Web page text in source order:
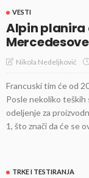
VESTI
Alpin planira
Nikola Nedeljković
Francuski tim će od
Posle nekoliko teških
odeljenje za
1, što znači da će se
TRKE I TESTIRANJA